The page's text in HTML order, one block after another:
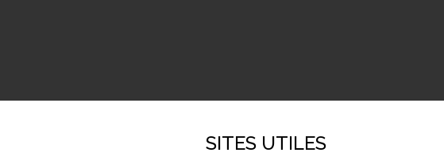
SITES UTILES